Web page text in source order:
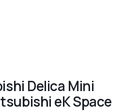
Delica Mini
eK Space